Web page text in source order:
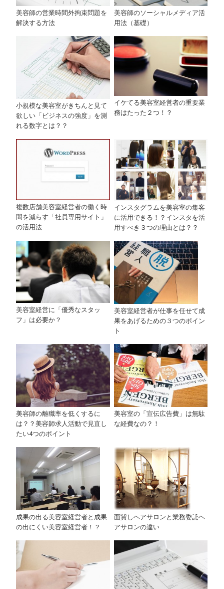
美容師の営業時間外拘束問題を
解決する方法
美容師のソーシャルメディア活
用法（基礎）
小規模な美容室がきちんと見て
欲しい「ビジネスの強度」を測
れる数字とは？？
イケてる美容室経営者の重要業
務はたった２つ！？
複数店舗美容室経営者の働く時
間を減らす「社員専用サイト」
の活用法
インスタグラムを美容室の集客
に活用できる！？インスタを活
用すべき３つの理由とは？？
美容室経営に「優秀なスタッ
フ」は必要か？
美容室経営者が仕事を任せて成
果をあげるための３つのポイン
ト
美容師の離職率を低くするに
は？？美容師求人活動で見直し
たい4つのポイント
美容室の「宣伝広告費」は無駄
な経費なの？！
成果の出る美容室経営者と成果
の出にくい美容室経営者！？
面貸しヘアサロンと業務委託ヘ
アサロンの違い